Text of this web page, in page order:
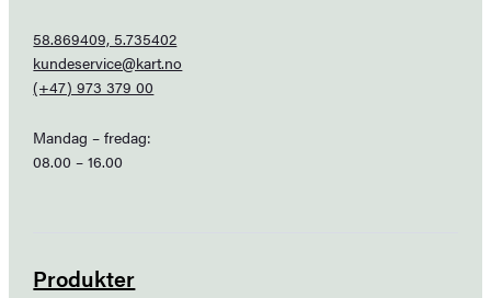
58.869409, 5.735402
kundeservice@kart.no
(+47) 973 379 00
Mandag – fredag:
08.00 – 16.00
Produkter